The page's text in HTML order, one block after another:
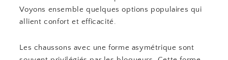
Voyons ensemble quelques options populaires qui
allient confort et efficacité.
Les chaussons avec une forme asymétrique sont